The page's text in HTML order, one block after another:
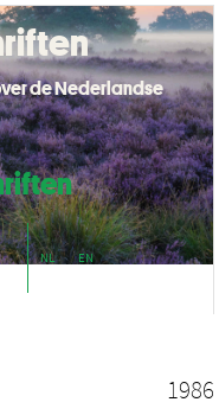
NL EN
de Nederlandse
1986